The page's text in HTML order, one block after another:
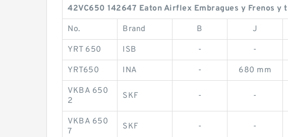
42VC650 142647 Eaton Airflex Embragues y Frenos y
No. Brand B J
YRT 650 ISB - -
YRT650 INA - 680 mm
VKBA 650
2
SKF - -
VKBA 650
7
SKF - -